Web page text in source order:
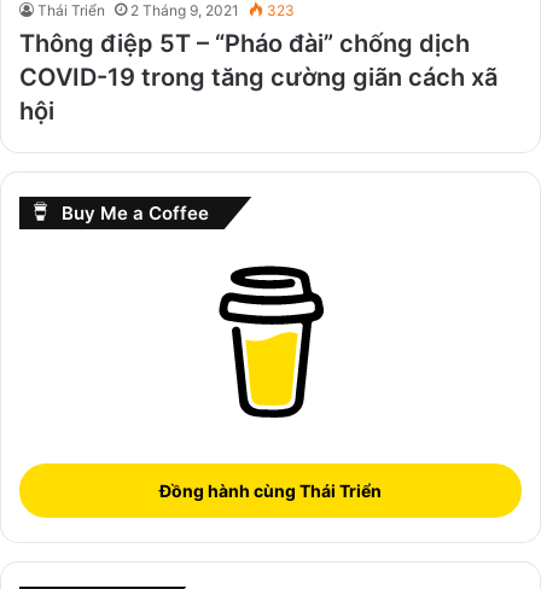
Thái Triển 2 Tháng 9, 2021 323
Thông điệp 5T – “Pháo đài” chống dịch
COVID-19 trong tăng cường giãn cách xã
hội
Buy Me a Coffee
Đồng hành cùng Thái Triển